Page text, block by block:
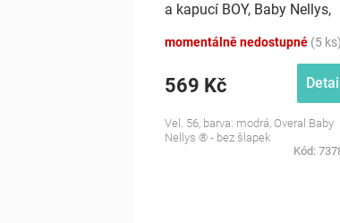
a kapucí BOY, Baby Nellys,
momentálně nedostupné (5 ks)
569 Kč
Vel. 56, barva: modrá, Overal Baby
Nellys ® - bez šlapek
Kód: